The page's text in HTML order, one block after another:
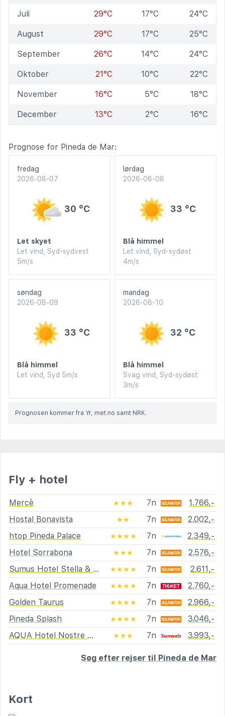
Juli 29°C 17°C 24°C
August 29°C 17°C 25°C
September 26°C 14°C 24°C
Oktober 21°C 10°C 22°C
November 16°C 5°C 18°C
December 13°C 2°C 16°C
Prognose for Pineda de Mar:
fredag
2026-08-07
30 °C
Let skyet
Let vind, Syd-sydvest
5m/s
lørdag
2026-08-08
33 °C
Blå himmel
Let vind, Syd-sydøst
4m/s
søndag
2026-08-09
33 °C
Blå himmel
Let vind, Syd 5m/s
mandag
2026-08-10
32 °C
Blå himmel
Svag vind, Syd-sydøst
3m/s
Prognosen kommer fra Yr, met.no samt NRK.
Fly + hotel
Mercè ★★★ 7n
1.766,-
Hostal Bonavista
★★ 7n
2.002,-
htop Pineda Palace
★★★★ 7n
2.349,-
Hotel Sorrabona
★★★ 7n
2.576,-
Sumus Hotel Stella & Spa
★★★★ 7n
2.611,-
Aqua Hotel Promenade
★★★★ 7n
2.760,-
Golden Taurus
★★★★ 7n
2.966,-
Pineda Splash
★★★★ 7n
3.046,-
AQUA Hotel Nostre Mar Apartaments
★★★ 7n 3.993,-
Søg efter rejser til Pineda de Mar
Kort